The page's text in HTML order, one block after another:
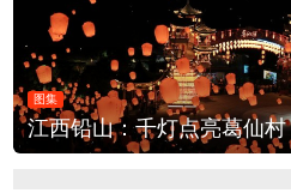
图集
江西铅山：千灯点亮葛仙村